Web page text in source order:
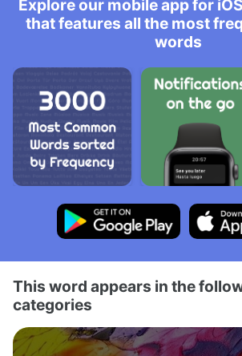
Explore our mobile app for
that features all the most
words
This word appears in the
categories